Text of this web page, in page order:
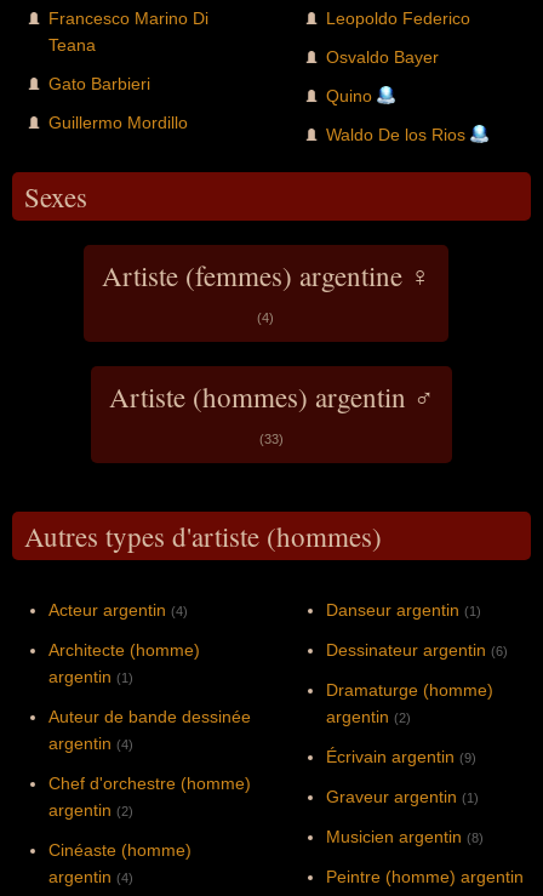
Francesco Marino Di
Teana
Gato Barbieri
Guillermo Mordillo
Leopoldo Federico
Osvaldo Bayer
Quino
Waldo De los Rios
Sexes
Artiste (femmes) argentine ♀
(4)
Artiste (hommes) argentin ♂
(33)
Autres types d'artiste (hommes)
Acteur argentin (4)
Architecte (homme)
argentin (1)
Auteur de bande dessinée
argentin (4)
Chef d'orchestre (homme)
argentin (2)
Cinéaste (homme)
argentin (4)
Danseur argentin (1)
Dessinateur argentin (6)
Dramaturge (homme)
argentin (2)
Écrivain argentin (9)
Graveur argentin (1)
Musicien argentin (8)
Peintre (homme) argentin